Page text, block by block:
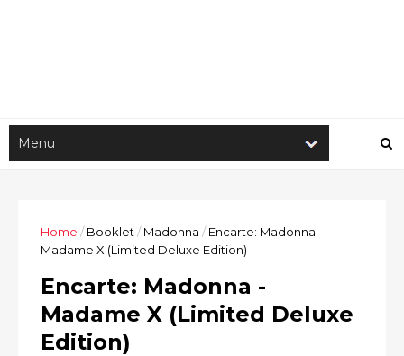
Home / Booklet / Madonna / Encarte: Madonna -
Madame X (Limited Deluxe Edition)
Encarte: Madonna -
Madame X (Limited Deluxe
Edition)